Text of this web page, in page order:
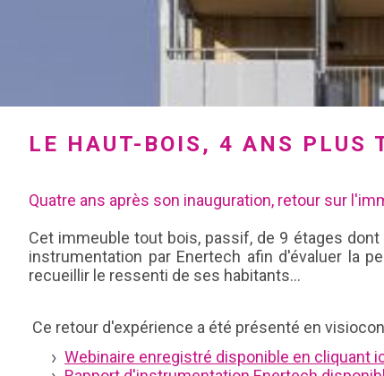
LE HAUT-BOIS, 4 ANS PLUS
Quatre ans après son inauguration, retour sur
Cet immeuble tout bois, passif, de 9 étages
instrumentation par Enertech afin d'évaluer la
recueillir le ressenti de ses habitants...
Ce retour d'expérience a été présenté en
Webinaire enregistré disponible en cliquant